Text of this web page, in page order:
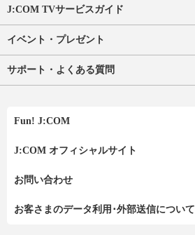
J:COM TVサービスガイド
イベント・プレゼント
サポート・よくある質問
Fun! J:COM
J:COM オフィシャルサイト
お問い合わせ
お客さまのデータ利用･外部送信について